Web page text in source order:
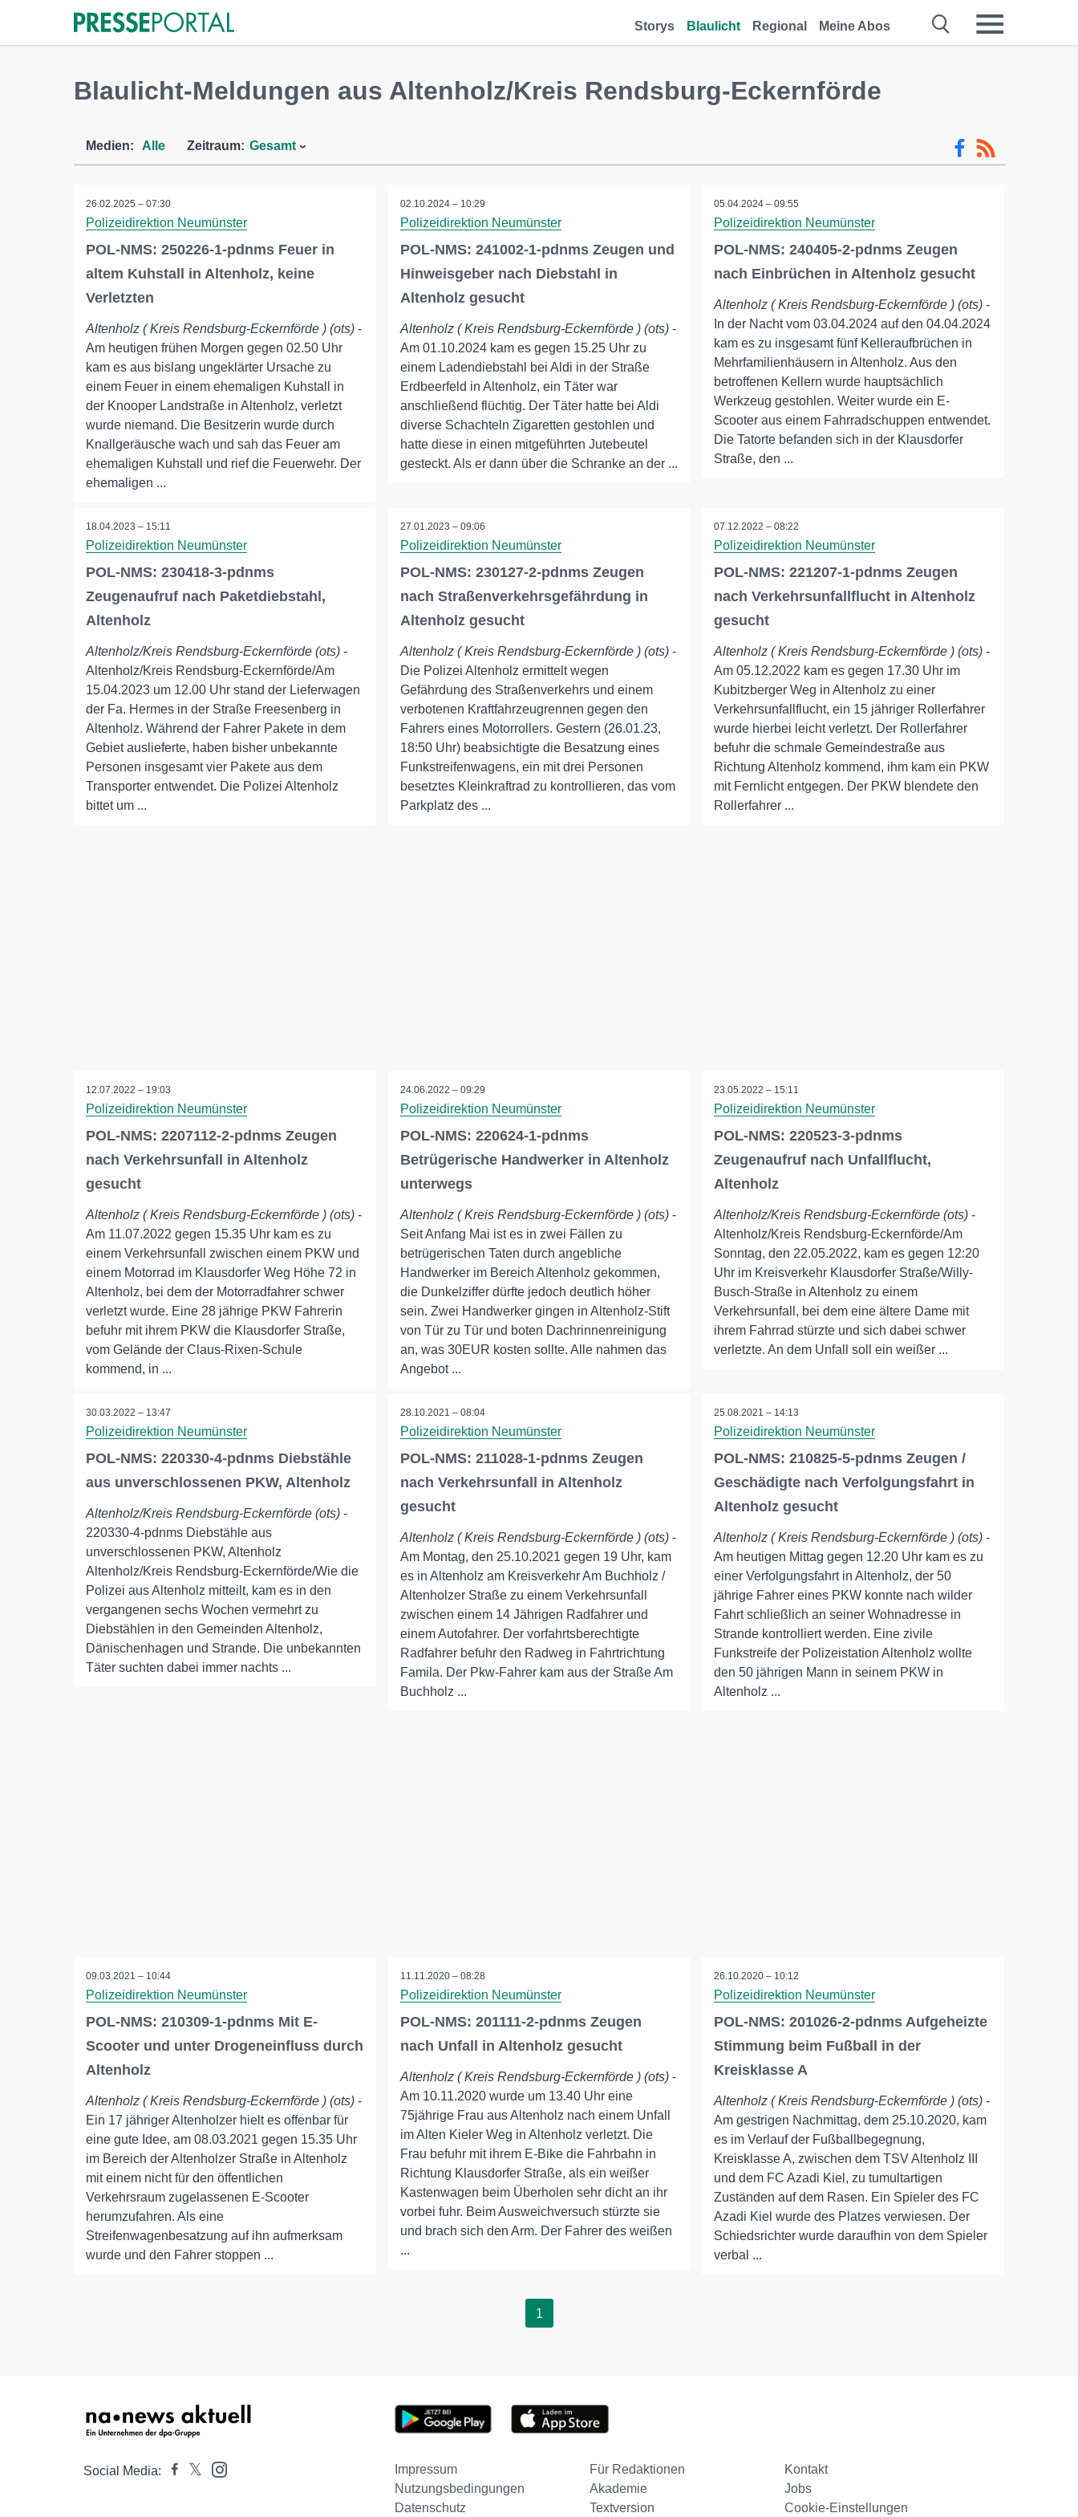
Storys Blaulicht Regional Meine Abos
Blaulicht-Meldungen aus Altenholz/Kreis Rendsburg-Eckernförde
Medien: Alle Zeitraum: Gesamt
26.02.2025 – 07:30
Polizeidirektion Neumünster
POL-NMS: 250226-1-pdnms Feuer in
altem Kuhstall in Altenholz, keine
Verletzten
Altenholz ( Kreis Rendsburg-Eckernförde ) (ots) -
Am heutigen frühen Morgen gegen 02.50 Uhr
kam es aus bislang ungeklärter Ursache zu
einem Feuer in einem ehemaligen Kuhstall in
der Knooper Landstraße in Altenholz, verletzt
wurde niemand. Die Besitzerin wurde durch
Knallgeräusche wach und sah das Feuer am
ehemaligen Kuhstall und rief die Feuerwehr. Der
ehemaligen ...
02.10.2024 – 10:29
Polizeidirektion Neumünster
POL-NMS: 241002-1-pdnms Zeugen und
Hinweisgeber nach Diebstahl in
Altenholz gesucht
Altenholz ( Kreis Rendsburg-Eckernförde ) (ots)-
Am 01.10.2024 kam es gegen 15.25 Uhr zu
einem Ladendiebstahl bei Aldi in der Straße
Erdbeerfeld in Altenholz, ein Täter war
anschließend flüchtig. Der Täter hatte bei Aldi
diverse Schachteln Zigaretten gestohlen und
hatte diese in einen mitgeführten Jutebeutel
gesteckt. Als er dann über die Schranke an der ...
05.04.2024 – 09:55
Polizeidirektion Neumünster
POL-NMS: 240405-2-pdnms Zeugen
nach Einbrüchen in Altenholz gesucht
Altenholz ( Kreis Rendsburg-Eckernförde ) (ots) -
In der Nacht vom 03.04.2024 auf den 04.04.2024
kam es zu insgesamt fünf Kelleraufbrüchen in
Mehrfamilienhäusern in Altenholz. Aus den
betroffenen Kellern wurde hauptsächlich
Werkzeug gestohlen. Weiter wurde ein E-
Scooter aus einem Fahrradschuppen entwendet.
Die Tatorte befanden sich in der Klausdorfer
Straße, den ...
18.04.2023 – 15:11
Polizeidirektion Neumünster
POL-NMS: 230418-3-pdnms
Zeugenaufruf nach Paketdiebstahl,
Altenholz
Altenholz/Kreis Rendsburg-Eckernförde (ots) -
Altenholz/Kreis Rendsburg-Eckernförde/Am
15.04.2023 um 12.00 Uhr stand der Lieferwagen
der Fa. Hermes in der Straße Freesenberg in
Altenholz. Während der Fahrer Pakete in dem
Gebiet auslieferte, haben bisher unbekannte
Personen insgesamt vier Pakete aus dem
Transporter entwendet. Die Polizei Altenholz
bittet um ...
27.01.2023 – 09:06
Polizeidirektion Neumünster
POL-NMS: 230127-2-pdnms Zeugen
nach Straßenverkehrsgefährdung in
Altenholz gesucht
Altenholz ( Kreis Rendsburg-Eckernförde ) (ots)-
Die Polizei Altenholz ermittelt wegen
Gefährdung des Straßenverkehrs und einem
verbotenen Kraftfahrzeugrennen gegen den
Fahrers eines Motorrollers. Gestern (26.01.23,
18:50 Uhr) beabsichtigte die Besatzung eines
Funkstreifenwagens, ein mit drei Personen
besetztes Kleinkraftrad zu kontrollieren, das vom
Parkplatz des ...
07.12.2022 – 08:22
Polizeidirektion Neumünster
POL-NMS: 221207-1-pdnms Zeugen
nach Verkehrsunfallflucht in Altenholz
gesucht
Altenholz ( Kreis Rendsburg-Eckernförde ) (ots) -
Am 05.12.2022 kam es gegen 17.30 Uhr im
Kubitzberger Weg in Altenholz zu einer
Verkehrsunfallflucht, ein 15 jähriger Rollerfahrer
wurde hierbei leicht verletzt. Der Rollerfahrer
befuhr die schmale Gemeindestraße aus
Richtung Altenholz kommend, ihm kam ein PKW
mit Fernlicht entgegen. Der PKW blendete den
Rollerfahrer ...
12.07.2022 – 19:03
Polizeidirektion Neumünster
POL-NMS: 2207112-2-pdnms Zeugen
nach Verkehrsunfall in Altenholz
gesucht
Altenholz ( Kreis Rendsburg-Eckernförde ) (ots) -
Am 11.07.2022 gegen 15.35 Uhr kam es zu
einem Verkehrsunfall zwischen einem PKW und
einem Motorrad im Klausdorfer Weg Höhe 72 in
Altenholz, bei dem der Motorradfahrer schwer
verletzt wurde. Eine 28 jährige PKW Fahrerin
befuhr mit ihrem PKW die Klausdorfer Straße,
vom Gelände der Claus-Rixen-Schule
kommend, in ...
24.06.2022 – 09:29
Polizeidirektion Neumünster
POL-NMS: 220624-1-pdnms
Betrügerische Handwerker in Altenholz
unterwegs
Altenholz ( Kreis Rendsburg-Eckernförde ) (ots)-
Seit Anfang Mai ist es in zwei Fällen zu
betrügerischen Taten durch angebliche
Handwerker im Bereich Altenholz gekommen,
die Dunkelziffer dürfte jedoch deutlich höher
sein. Zwei Handwerker gingen in Altenholz-Stift
von Tür zu Tür und boten Dachrinnenreinigung
an, was 30EUR kosten sollte. Alle nahmen das
Angebot ...
23.05.2022 – 15:11
Polizeidirektion Neumünster
POL-NMS: 220523-3-pdnms
Zeugenaufruf nach Unfallflucht,
Altenholz
Altenholz/Kreis Rendsburg-Eckernförde (ots) -
Altenholz/Kreis Rendsburg-Eckernförde/Am
Sonntag, den 22.05.2022, kam es gegen 12:20
Uhr im Kreisverkehr Klausdorfer Straße/Willy-
Busch-Straße in Altenholz zu einem
Verkehrsunfall, bei dem eine ältere Dame mit
ihrem Fahrrad stürzte und sich dabei schwer
verletzte. An dem Unfall soll ein weißer ...
30.03.2022 – 13:47
Polizeidirektion Neumünster
POL-NMS: 220330-4-pdnms Diebstähle
aus unverschlossenen PKW, Altenholz
Altenholz/Kreis Rendsburg-Eckernförde (ots) -
220330-4-pdnms Diebstähle aus
unverschlossenen PKW, Altenholz
Altenholz/Kreis Rendsburg-Eckernförde/Wie die
Polizei aus Altenholz mitteilt, kam es in den
vergangenen sechs Wochen vermehrt zu
Diebstählen in den Gemeinden Altenholz,
Dänischenhagen und Strande. Die unbekannten
Täter suchten dabei immer nachts ...
28.10.2021 – 08:04
Polizeidirektion Neumünster
POL-NMS: 211028-1-pdnms Zeugen
nach Verkehrsunfall in Altenholz
gesucht
Altenholz ( Kreis Rendsburg-Eckernförde ) (ots)-
Am Montag, den 25.10.2021 gegen 19 Uhr, kam
es in Altenholz am Kreisverkehr Am Buchholz /
Altenholzer Straße zu einem Verkehrsunfall
zwischen einem 14 Jährigen Radfahrer und
einem Autofahrer. Der vorfahrtsberechtigte
Radfahrer befuhr den Radweg in Fahrtrichtung
Famila. Der Pkw-Fahrer kam aus der Straße Am
Buchholz ...
25.08.2021 – 14:13
Polizeidirektion Neumünster
POL-NMS: 210825-5-pdnms Zeugen /
Geschädigte nach Verfolgungsfahrt in
Altenholz gesucht
Altenholz ( Kreis Rendsburg-Eckernförde ) (ots) -
Am heutigen Mittag gegen 12.20 Uhr kam es zu
einer Verfolgungsfahrt in Altenholz, der 50
jährige Fahrer eines PKW konnte nach wilder
Fahrt schließlich an seiner Wohnadresse in
Strande kontrolliert werden. Eine zivile
Funkstreife der Polizeistation Altenholz wollte
den 50 jährigen Mann in seinem PKW in
Altenholz ...
09.03.2021 – 10:44
Polizeidirektion Neumünster
POL-NMS: 210309-1-pdnms Mit E-
Scooter und unter Drogeneinfluss durch
Altenholz
Altenholz ( Kreis Rendsburg-Eckernförde ) (ots) -
Ein 17 jähriger Altenholzer hielt es offenbar für
eine gute Idee, am 08.03.2021 gegen 15.35 Uhr
im Bereich der Altenholzer Straße in Altenholz
mit einem nicht für den öffentlichen
Verkehrsraum zugelassenen E-Scooter
herumzufahren. Als eine
Streifenwagenbesatzung auf ihn aufmerksam
wurde und den Fahrer stoppen ...
11.11.2020 – 08:28
Polizeidirektion Neumünster
POL-NMS: 201111-2-pdnms Zeugen
nach Unfall in Altenholz gesucht
Altenholz ( Kreis Rendsburg-Eckernförde ) (ots)-
Am 10.11.2020 wurde um 13.40 Uhr eine
75jährige Frau aus Altenholz nach einem Unfall
im Alten Kieler Weg in Altenholz verletzt. Die
Frau befuhr mit ihrem E-Bike die Fahrbahn in
Richtung Klausdorfer Straße, als ein weißer
Kastenwagen beim Überholen sehr dicht an ihr
vorbei fuhr. Beim Ausweichversuch stürzte sie
und brach sich den Arm. Der Fahrer des weißen
...
26.10.2020 – 10:12
Polizeidirektion Neumünster
POL-NMS: 201026-2-pdnms Aufgeheizte
Stimmung beim Fußball in der
Kreisklasse A
Altenholz ( Kreis Rendsburg-Eckernförde ) (ots) -
Am gestrigen Nachmittag, dem 25.10.2020, kam
es im Verlauf der Fußballbegegnung,
Kreisklasse A, zwischen dem TSV Altenholz III
und dem FC Azadi Kiel, zu tumultartigen
Zuständen auf dem Rasen. Ein Spieler des FC
Azadi Kiel wurde des Platzes verwiesen. Der
Schiedsrichter wurde daraufhin von dem Spieler
verbal ...
1
Social Media: Impressum Für Redaktionen
Kontakt
Nutzungsbedingungen
Akademie
Jobs
Datenschutz
Textversion Cookie-Einstellungen